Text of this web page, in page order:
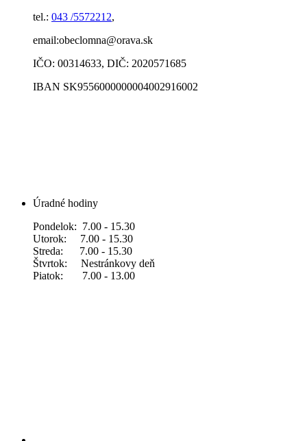
tel.: 043 /5572212,
email:obeclomna@orava.sk
IČO: 00314633, DIČ: 2020571685
IBAN SK9556000000004002916002
Úradné hodiny
Pondelok: 7.00 - 15.30
Utorok: 7.00 - 15.30
Streda: 7.00 - 15.30
Štvrtok: Nestránkovy deň
Piatok: 7.00 - 13.00